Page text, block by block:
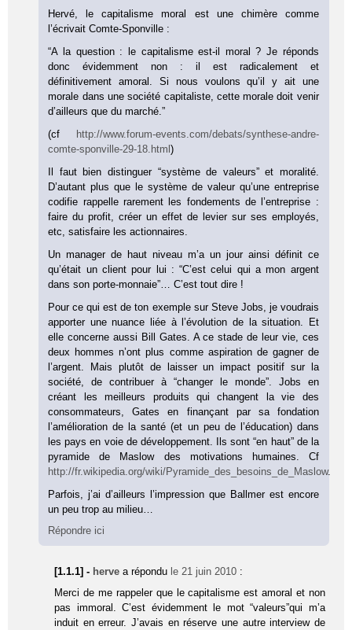
Hervé, le capitalisme moral est une chimère comme
l’écrivait Comte-Sponville :
“A la question : le capitalisme est-il moral ? Je réponds
donc évidemment non : il est radicalement et
définitivement amoral. Si nous voulons qu’il y ait une
morale dans une société capitaliste, cette morale doit venir
d’ailleurs que du marché.”
(cf
http://www.forum-events.com/debats/synthese-andre-
comte-sponville-29-18.html)
Il faut bien distinguer “système de valeurs” et moralité.
D’autant plus que le système de valeur qu’une entreprise
codifie rappelle rarement les fondements de l’entreprise :
faire du profit, créer un effet de levier sur ses employés,
etc, satisfaire les actionnaires.
Un manager de haut niveau m’a un jour ainsi définit ce
qu’était un client pour lui : “C’est celui qui a mon argent
dans son porte-monnaie”… C’est tout dire !
Pour ce qui est de ton exemple sur Steve Jobs, je voudrais
apporter une nuance liée à l’évolution de la situation. Et
elle concerne aussi Bill Gates. A ce stade de leur vie, ces
deux hommes n’ont plus comme aspiration de gagner de
l’argent. Mais plutôt de laisser un impact positif sur la
société, de contribuer à “changer le monde”. Jobs en
créant les meilleurs produits qui changent la vie des
consommateurs, Gates en finançant par sa fondation
l’amélioration de la santé (et un peu de l’éducation) dans
les pays en voie de développement. Ils sont “en haut” de la
pyramide de Maslow des motivations humaines. Cf
http://fr.wikipedia.org/wiki/Pyramide_des_besoins_de_Maslow.
Parfois, j’ai d’ailleurs l’impression que Ballmer est encore
un peu trop au milieu…
Répondre ici
[1.1.1] - herve a répondu le 21 juin 2010 :
Merci de me rappeler que le capitalisme est amoral et non
pas immoral. C’est évidemment le mot “valeurs”qui m’a
induit en erreur. J’avais en réserve une autre interview de